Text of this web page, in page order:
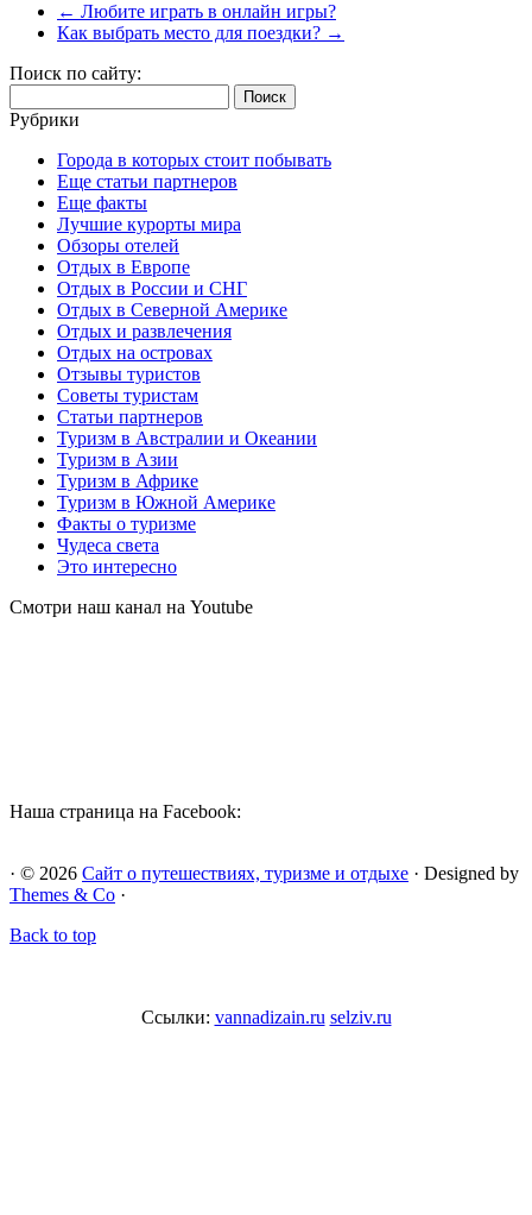
← Любите играть в онлайн игры?
Как выбрать место для поездки? →
Поиск по сайту:
Рубрики
Города в которых стоит побывать
Еще статьи партнеров
Еще факты
Лучшие курорты мира
Обзоры отелей
Отдых в Европе
Отдых в России и СНГ
Отдых в Северной Америке
Отдых и развлечения
Отдых на островах
Отзывы туристов
Советы туристам
Статьи партнеров
Туризм в Австралии и Океании
Туризм в Азии
Туризм в Африке
Туризм в Южной Америке
Факты о туризме
Чудеса света
Это интересно
Смотри наш канал на Youtube
Наша страница на Facebook:
· © 2026 Сайт о путешествиях, туризме и отдыхе · Designed by
Themes & Co ·
Back to top
Ссылки: vannadizain.ru selziv.ru